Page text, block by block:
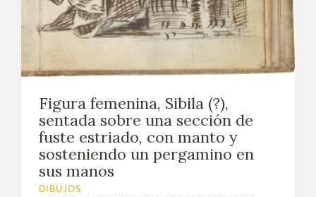
Figura femenina, Sibila (?),
sentada sobre una sección de
fuste estriado, con manto y
sosteniendo un pergamino en
sus manos
DIBUJOS